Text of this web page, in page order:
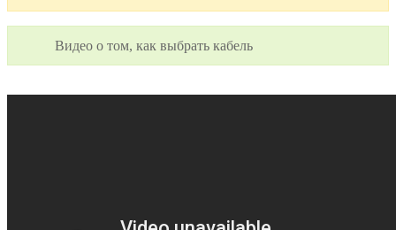
Видео о том, как выбрать кабель